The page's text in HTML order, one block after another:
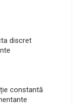
discret
constantă